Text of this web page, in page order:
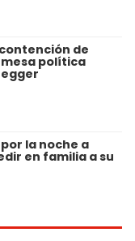
de
política
la noche a
en familia a su